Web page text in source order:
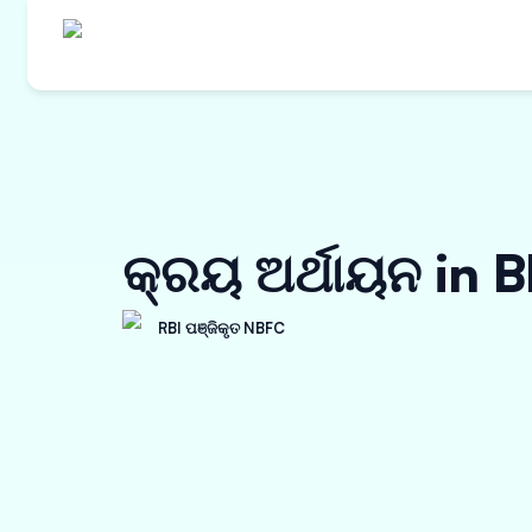
ୱାର୍କ
କ୍ରୟ ଅର୍ଥାୟନ in
RBI ପଞ୍ଜିକୃତ NBFC